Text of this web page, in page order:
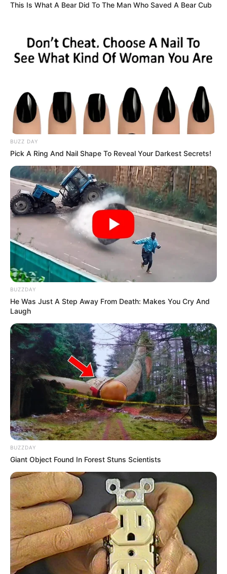
This Is What A Bear Did To The Man Who Saved A Bear Cub
BUZZ DAY
Pick A Ring And Nail Shape To Reveal Your Darkest Secrets!
BUZZDAY
He Was Just A Step Away From Death: Makes You Cry And
Laugh
BUZZDAY
Giant Object Found In Forest Stuns Scientists